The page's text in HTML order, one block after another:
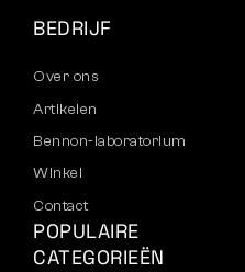
BEDRIJF
Over ons
Artikelen
Bennon-laboratorium
Winkel
Contact
POPULAIRE
CATEGORIEËN